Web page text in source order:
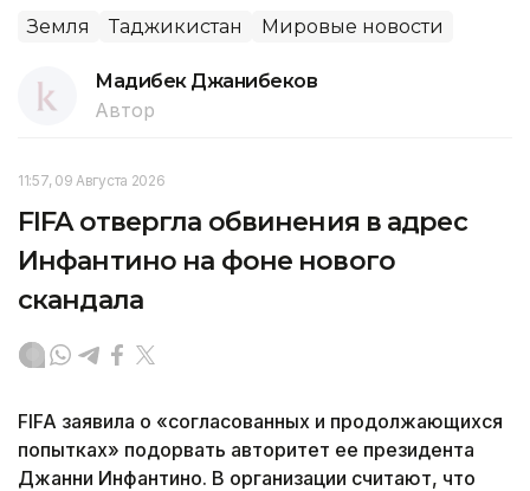
Земля Таджикистан Мировые новости
Мадибек Джанибеков
Автор
11:57, 09 Августа 2026
FIFA отвергла обвинения в адрес
Инфантино на фоне нового
скандала
FIFA заявила о «согласованных и продолжающихся
попытках» подорвать авторитет ее президента
Джанни Инфантино. В организации считают, что